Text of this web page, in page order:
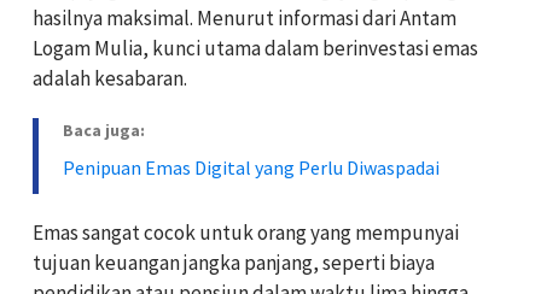
hasilnya maksimal. Menurut informasi dari Antam
Logam Mulia, kunci utama dalam berinvestasi emas
adalah kesabaran.
Baca juga:
Penipuan Emas Digital yang Perlu Diwaspadai
Emas sangat cocok untuk orang yang mempunyai
tujuan keuangan jangka panjang, seperti biaya